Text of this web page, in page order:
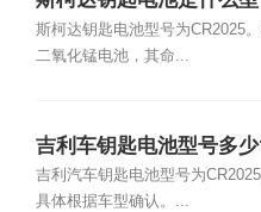
斯柯达钥匙电池型号为CR2025
二氧化锰电池，其命...
吉利车钥匙电池型号多
吉利汽车钥匙电池型号为
具体根据车型确认。...